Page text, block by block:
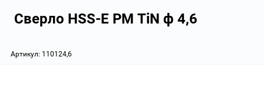
Cверло HSS-E PM TiN ф 4,6
Артикул: 110124,6